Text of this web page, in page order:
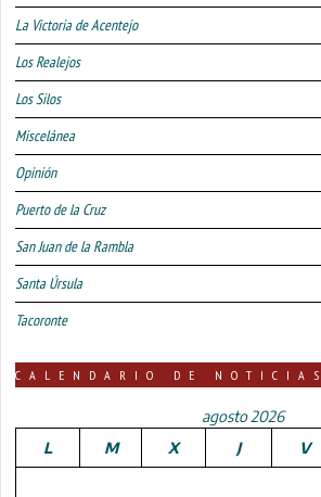
La Victoria de Acentejo
Los Realejos
Los Silos
Miscelánea
Opinión
Puerto de la Cruz
San Juan de la Rambla
Santa Úrsula
Tacoronte
CALENDARIO DE NOTICIAS
agosto 2026
L
M X J V